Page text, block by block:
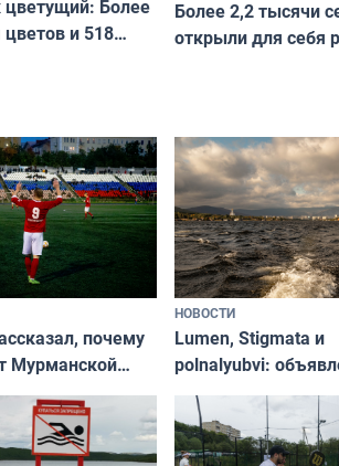
Более
и 518
Более 2,2 тысячи
открыли для себя
почему
Мурманской
футболу остался
НОВОСТИ
Lumen, Stigmata и
polnalyubvi:
хедлайнеры
«Имандра» в 2026